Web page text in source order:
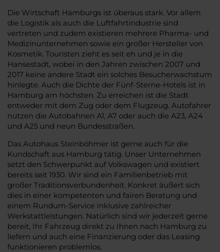
Die Wirtschaft Hamburgs ist überaus stark. Vor allem
die Logistik als auch die Luftfahrtindustrie sind
vertreten und zudem existieren mehrere Pharma- und
Medizinunternehmen sowie ein großer Hersteller von
Kosmetik. Touristen zieht es seit eh und je in die
Hansestadt, wobei in den Jahren zwischen 2007 und
2017 keine andere Stadt ein solches Besucherwachstum
hinlegte. Auch die Dichte der Fünf-Sterne-Hotels ist in
Hamburg am höchsten. Zu erreichen ist die Stadt
entweder mit dem Zug oder dem Flugzeug. Autofahrer
nutzen die Autobahnen A1, A7 oder auch die A23, A24
und A25 und neun Bundesstraßen.
Das Autohaus Steinböhmer ist gerne auch für die
Kundschaft aus Hamburg tätig. Unser Unternehmen
setzt den Schwerpunkt auf Volkswagen und existiert
bereits seit 1930. Wir sind ein Familienbetrieb mit
großer Traditionsverbundenheit. Konkret äußert sich
dies in einer kompetenten und fairen Beratung und
einem Rundum-Service inklusive zahlreicher
Werkstattleistungen. Natürlich sind wir jederzeit gerne
bereit, Ihr Fahrzeug direkt zu Ihnen nach Hamburg zu
liefern und auch eine Finanzierung oder das Leasing
funktionieren problemlos.